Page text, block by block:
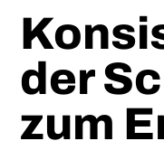
der
zum